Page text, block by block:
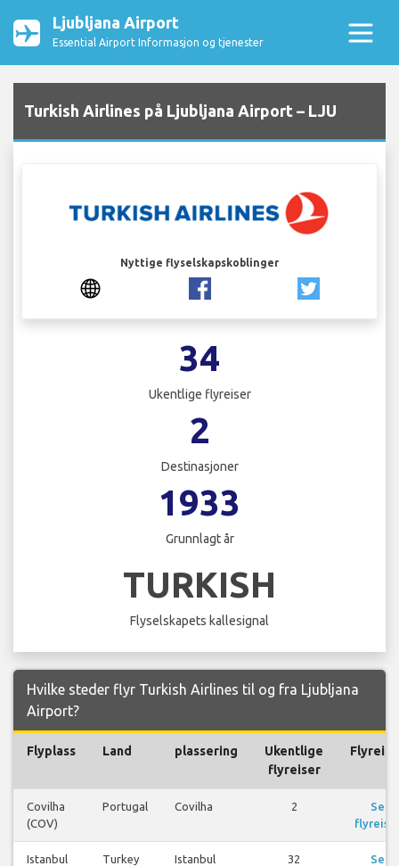
Ljubljana Airport
Essential Airport Informasjon og tjenester
Turkish Airlines på Ljubljana Airport – LJU
Nyttige flyselskapskoblinger
34
Ukentlige flyreiser
2
Destinasjoner
1933
Grunnlagt år
TURKISH
Flyselskapets kallesignal
Hvilke steder flyr Turkish Airlines til og fra Ljubljana
Airport?
Flyplass Land plassering
Ukentlige
flyreiser
Covilha
(COV)
Portugal Covilha 2
Se
Istanbul
Turkey Istanbul 32
Se